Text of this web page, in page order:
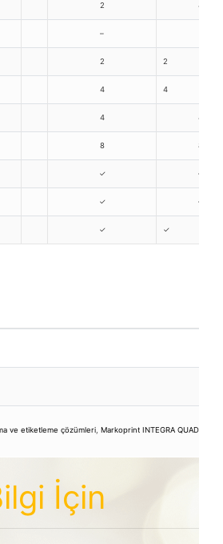
2 4
–
2 2
4 4
4 4
8 8
✓ ✓
✓ ✓
✓ ✓
ve etiketleme çözümleri, Markoprint INTEGRA QUADRO
İçin